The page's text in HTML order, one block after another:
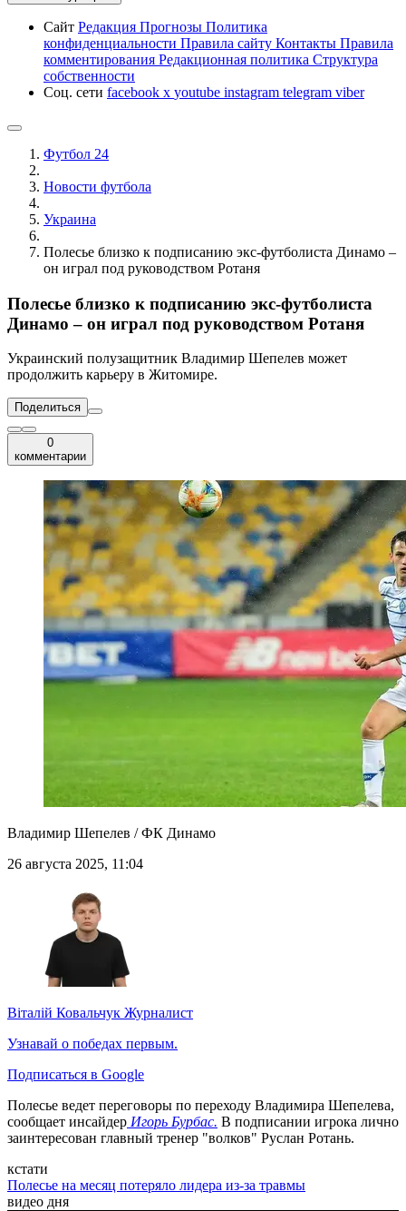
Сайт Редакция Прогнозы Политика
конфиденциальности Правила сайту Контакты Правила
комментирования Редакционная политика Структура
собственности
Соц. сети facebook x youtube instagram telegram viber
Футбол 24
Новости футбола
Украина
Полесье близко к подписанию экс-футболиста Динамо –
он играл под руководством Ротаня
Полесье близко к подписанию экс-футболиста
Динамо – он играл под руководством Ротаня
Украинский полузащитник Владимир Шепелев может
продолжить карьеру в Житомире.
Поделиться
0
комментарии
Владимир Шепелев / ФК Динамо
26 августа 2025, 11:04
Віталій Ковальчук Журналист
Узнавай о победах первым.
Подписаться в Google
Полесье ведет переговоры по переходу Владимира Шепелева,
сообщает инсайдер Игорь Бурбас. В подписании игрока лично
заинтересован главный тренер "волков" Руслан Ротань.
кстати
Полесье на месяц потеряло лидера из-за травмы
видео дня